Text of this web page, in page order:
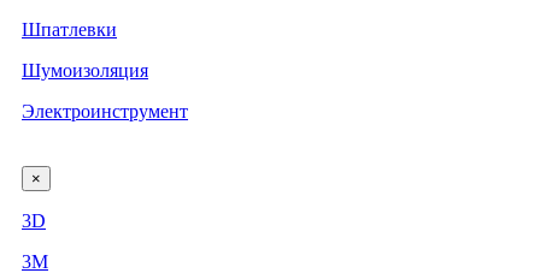
Шпатлевки
Шумоизоляция
Электроинструмент
×
3D
3М